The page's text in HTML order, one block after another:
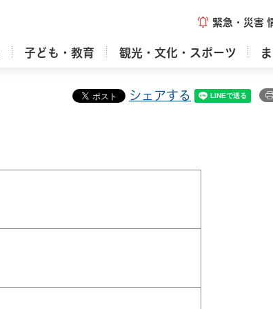
緊急・災害
子ども・教育 観光・文化・スポーツ
シェアする